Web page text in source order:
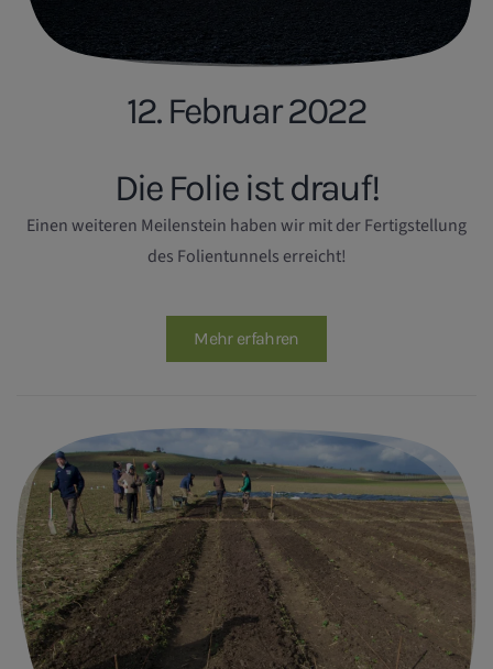
12. Februar 2022
Die Folie ist drauf!
Einen weiteren Meilenstein haben wir mit der Fertigstellung
des Folientunnels erreicht!
Mehr erfahren